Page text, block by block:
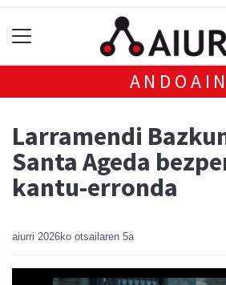
ANDOAIN
Larramendi
Santa Ageda
kantu-erronda
aiurri 2026ko otsailaren 5a